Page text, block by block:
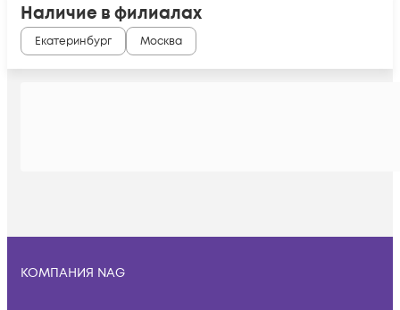
Наличие в филиалах
Екатеринбург Москва
КОМПАНИЯ NAG